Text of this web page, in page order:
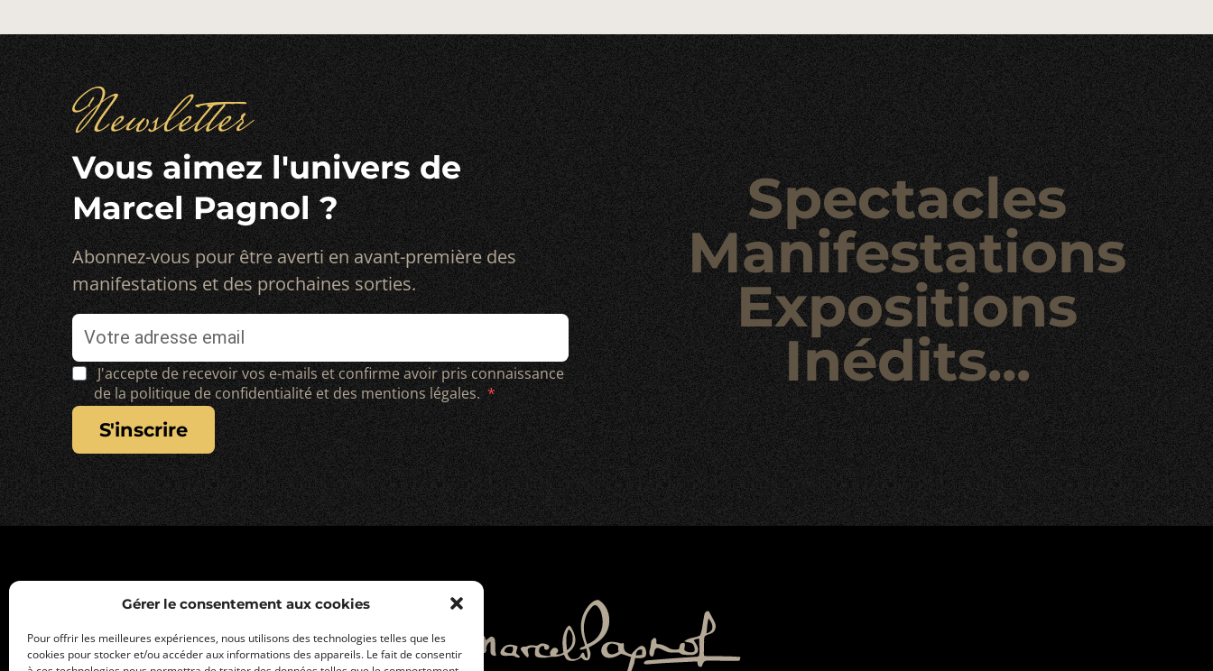
Gérer le consentement aux cookies
Pour offrir les meilleures expériences, nous utilisons des technologies telles que les
cookies pour stocker et/ou accéder aux informations des appareils. Le fait de consentir
Newsletter
Vous aimez l'univers de
Marcel Pagnol ?
Abonnez-vous pour être averti en avant-première des
manifestations et des prochaines sorties.
J'accepte de recevoir vos e-mails et confirme avoir pris connaissance
de la politique de confidentialité et des mentions légales.
s'inscrire
Spectacles
Manifestations
Expositions
Inédits...